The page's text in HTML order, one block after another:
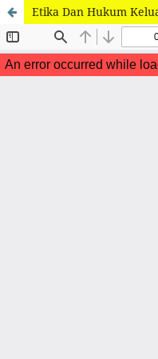
Etika Dan Hukum